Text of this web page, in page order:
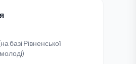
базі Рівненської